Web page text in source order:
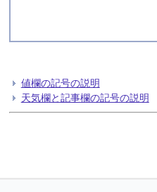
値欄の記号の説明
天気欄と記事欄の記号の説明